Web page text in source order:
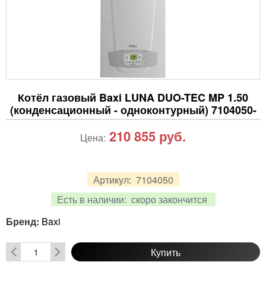
Котёл газовый Baxi LUNA DUO-TEC MP 1.50
(конденсационный - одноконтурный) 7104050-
Артикул: 7104050
Есть в наличии: скоро закончится
Цена: 210 855 руб.
Бренд: Baxi
Купить